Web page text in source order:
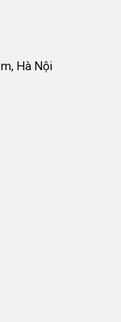
Hà Nội